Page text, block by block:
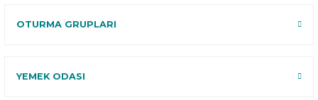
OTURMA GRUPLARI
YEMEK ODASI